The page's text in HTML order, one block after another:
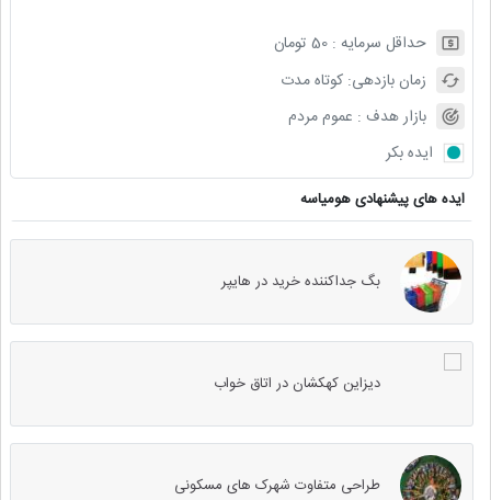
حداقل سرمایه :50 تومان
زمان بازدهی:کوتاه مدت
بازار هدف : عموم مردم
ایده بکر
ایده های پیشنهادی هومیاسه
بگ جداکننده خرید در هایپر
دیزاین کهکشان در اتاق خواب
طراحی متفاوت شهرک های مسکونی